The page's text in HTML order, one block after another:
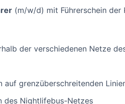
(m/w/d) mit Führerschein der
der verschiedenen Netze
auf grenzüberschreitenden
des Nightlifebus-Netzes